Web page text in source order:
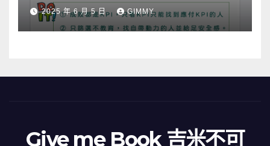
2025 年 6 月 5 日 GIMMY
Give me Book 吉米不可